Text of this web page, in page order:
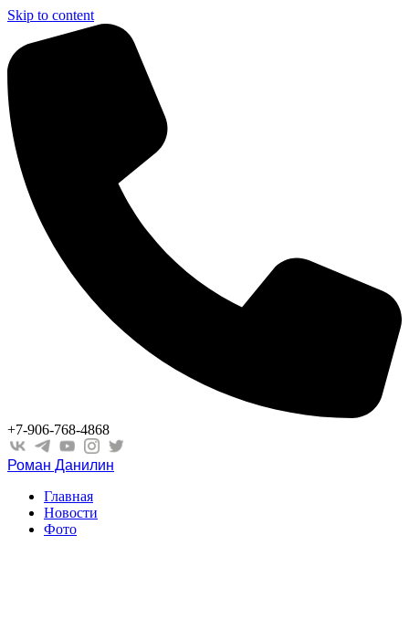
Skip to content
+7-906-768-4868
Роман Данилин
Главная
Новости
Фото